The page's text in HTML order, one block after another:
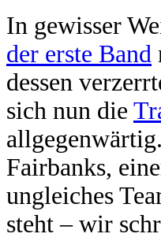
In gewisser
der erste Band
dessen
sich nun die
Fairbanks,
ungleiches
steht – wir